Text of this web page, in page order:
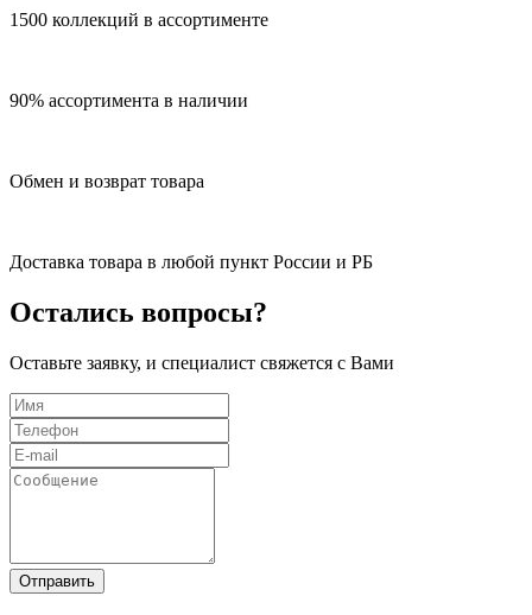
1500 коллекций в ассортименте
90% ассортимента в наличии
Обмен и возврат товара
Доставка товара в любой пункт России и РБ
Остались вопросы?
Оставьте заявку, и специалист свяжется с Вами
Отправить